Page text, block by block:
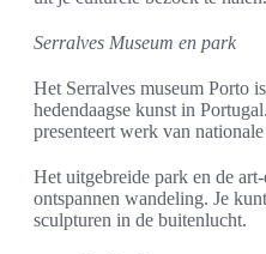
Serralves Museum en park
Het Serralves museum Porto
hedendaagse kunst in
presenteert werk van
Het uitgebreide park en de
ontspannen wandeling. Je
sculpturen in de buitenlucht.